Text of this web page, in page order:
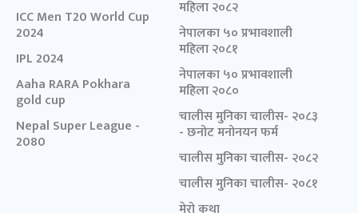
ICC Men T20 World Cup
2024
IPL 2024
Aaha RARA Pokhara
gold cup
Nepal Super League -
2080
महिला २०८२
नेपालका ५० प्रभावशाली
महिला २०८१
नेपालका ५० प्रभावशाली
महिला २०८०
चालीस मुनिका चालीस- २०८३
- छनोट मनोनयन फर्म
चालीस मुनिका चालीस- २०८२
चालीस मुनिका चालीस- २०८१